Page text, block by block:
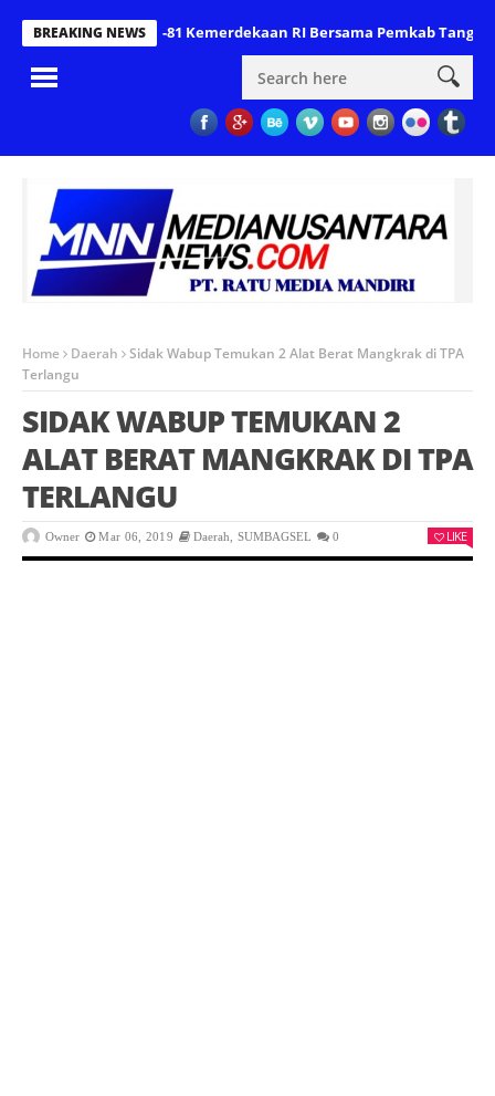
BREAKING NEWS
HUT Ke-81 Kemerdekaan RI Bersama Pemkab Tanggamus,
Home Daerah
Sidak Wabup Temukan 2 Alat Berat Mangkrak di TPA
Terlangu
SIDAK WABUP TEMUKAN 2
ALAT BERAT MANGKRAK DI TPA
TERLANGU
Owner Mar 06, 2019 Daerah SUMBAGSEL 0 LIKE